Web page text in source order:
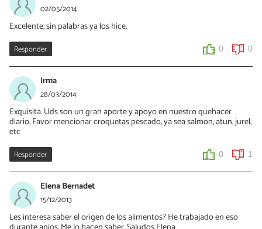
Manteca, leche y sal
02/05/2014
Excelente, sin palabras ya los hice.
Responder 0 0
Irma
28/03/2014
Exquisita. Uds son un gran aporte y apoyo en nuestro quehacer
diario. Favor mencionar croquetas pescado, ya sea salmon, atun, jurel,
etc
Responder 0 1
Elena Bernadet
15/12/2013
Les interesa saber el origen de los alimentos? He trabajado en eso